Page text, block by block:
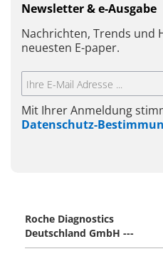
Newsletter & e-Ausgabe
Nachrichten, Trends und
neuesten E-paper.
Mit Ihrer Anmeldung
Datenschutz-
Roche Diagnostics
Deutschland GmbH ---